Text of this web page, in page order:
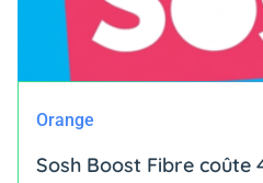
Orange
Sosh Boost Fibre coûte